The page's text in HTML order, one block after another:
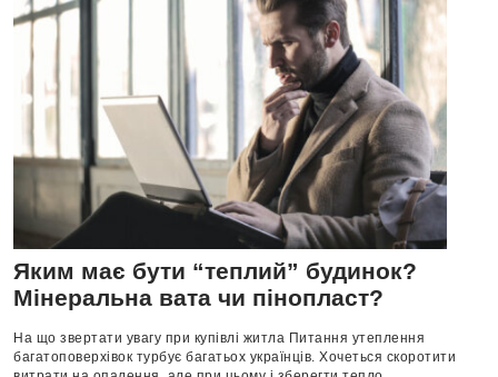
Яким має бути “теплий” будинок?
Мінеральна вата чи пінопласт?
На що звертати увагу при купівлі житла Питання утеплення
багатоповерхівок турбує багатьох українців. Хочеться скоротити